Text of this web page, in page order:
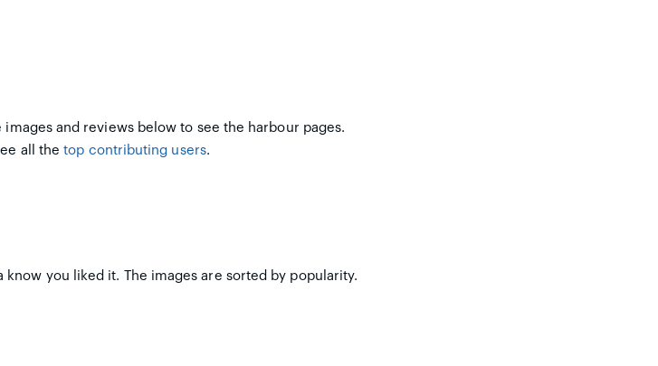
and reviews below to see the harbour pages.
all thetop contributing users.
you liked it. The images are sorted by popularity.